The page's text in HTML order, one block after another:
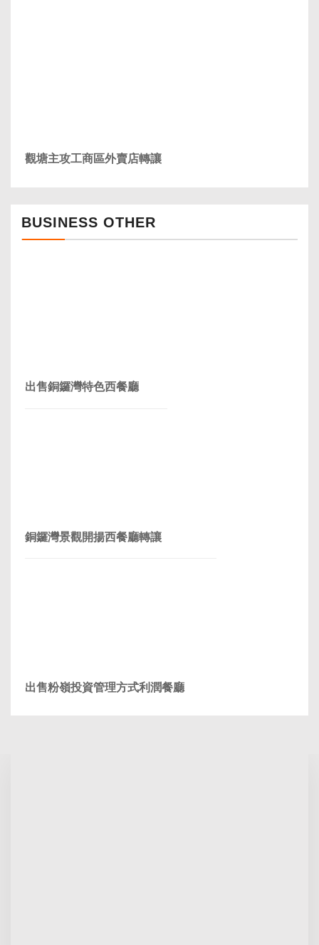
觀塘主攻工商區外賣店轉讓
BUSINESS OTHER
出售銅鑼灣特色西餐廳
銅鑼灣景觀開揚西餐廳轉讓
出售粉嶺投資管理方式利潤餐廳